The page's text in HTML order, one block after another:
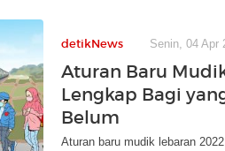
detikNews Senin, 04 Apr
Aturan Baru
Lengkap Bagi
Belum
Aturan baru mudik lebaran